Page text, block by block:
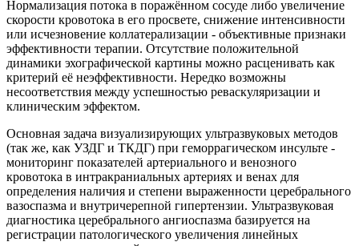
Нормализация потока в поражённом сосуде либо увеличение
скорости кровотока в его просвете, снижение интенсивности
или исчезновение коллатерализации - объективные признаки
эффективности терапии. Отсутствие положительной
динамики эхографической картины можно расценивать как
критерий её неэффективности. Нередко возможны
несоответствия между успешностью реваскуляризации и
клиническим эффектом.
Основная задача визуализирующих ультразвуковых методов
(так же, как УЗДГ и ТКДГ) при геморрагическом инсульте -
мониторинг показателей артериального и венозного
кровотока в интракраниальных артериях и венах для
определения наличия и степени выраженности церебрального
вазоспазма и внутричерепной гипертензии. Ультразвуковая
диагностика церебрального ангиоспазма базируется на
регистрации патологического увеличения линейных